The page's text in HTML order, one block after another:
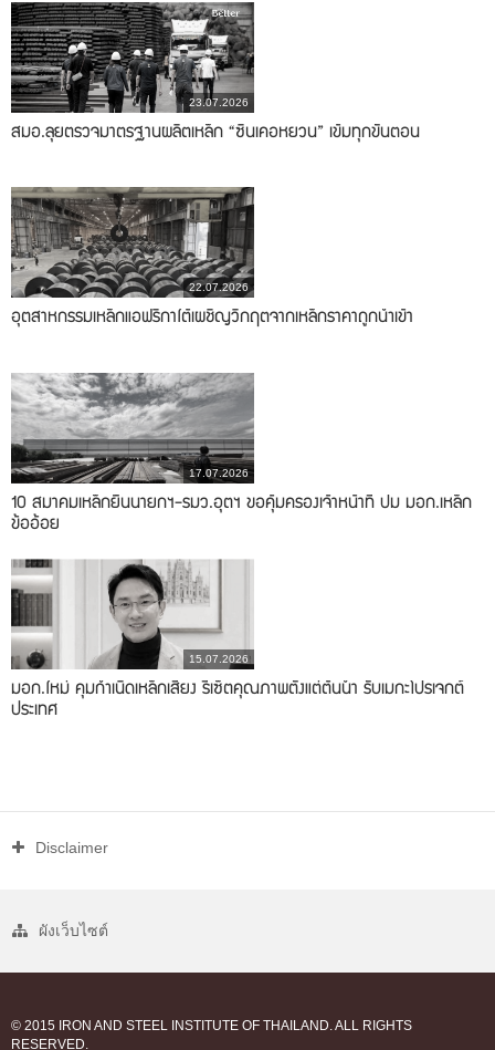
23.07.2026
สมอ.ลุยตรวจมาตรฐานผลิตเหล็ก “ซินเคอหยวน” เข้มทุกขั้นตอน
22.07.2026
อุตสาหกรรมเหล็กแอฟริกาใต้เผชิญวิกฤตจากเหล็กราคาถูกนำเข้า
17.07.2026
10 สมาคมเหล็กยื่นนายกฯ-รมว.อุตฯ ขอคุ้มครองเจ้าหน้าที่ ปม มอก.เหล็ก
ข้ออ้อย
15.07.2026
มอก.ใหม่ คุมกำเนิดเหล็กเสี่ยง รีเซ็ตคุณภาพตั้งแต่ต้นน้ำ รับเมกะโปรเจกต์
ประเทศ
Disclaimer
ผังเว็บไซต์
© 2015 IRON AND STEEL INSTITUTE OF THAILAND. ALL RIGHTS
RESERVED.